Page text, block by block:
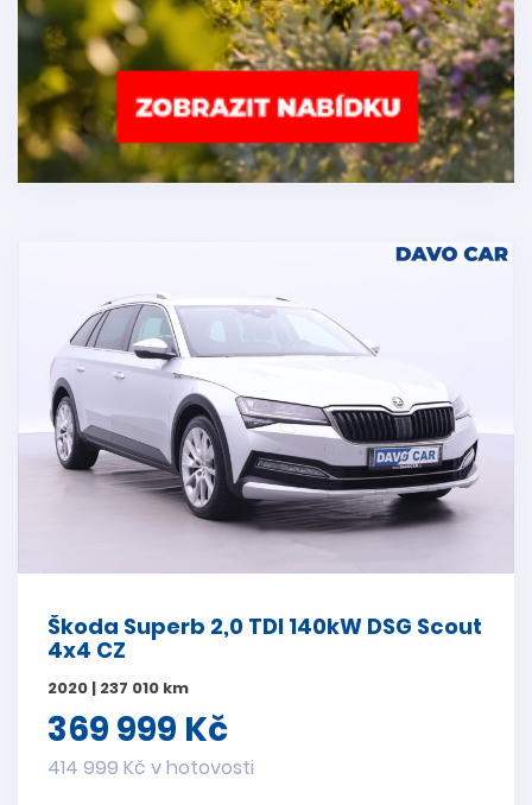
Škoda Superb 2,0 TDI 140kW DSG Scout
4x4 CZ
2020 | 237 010 km
369 999 Kč
414 999 Kč v hotovosti